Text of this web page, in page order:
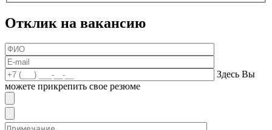
Отклик на вакансию
Здесь Вы
можете прикрепить свое резюме